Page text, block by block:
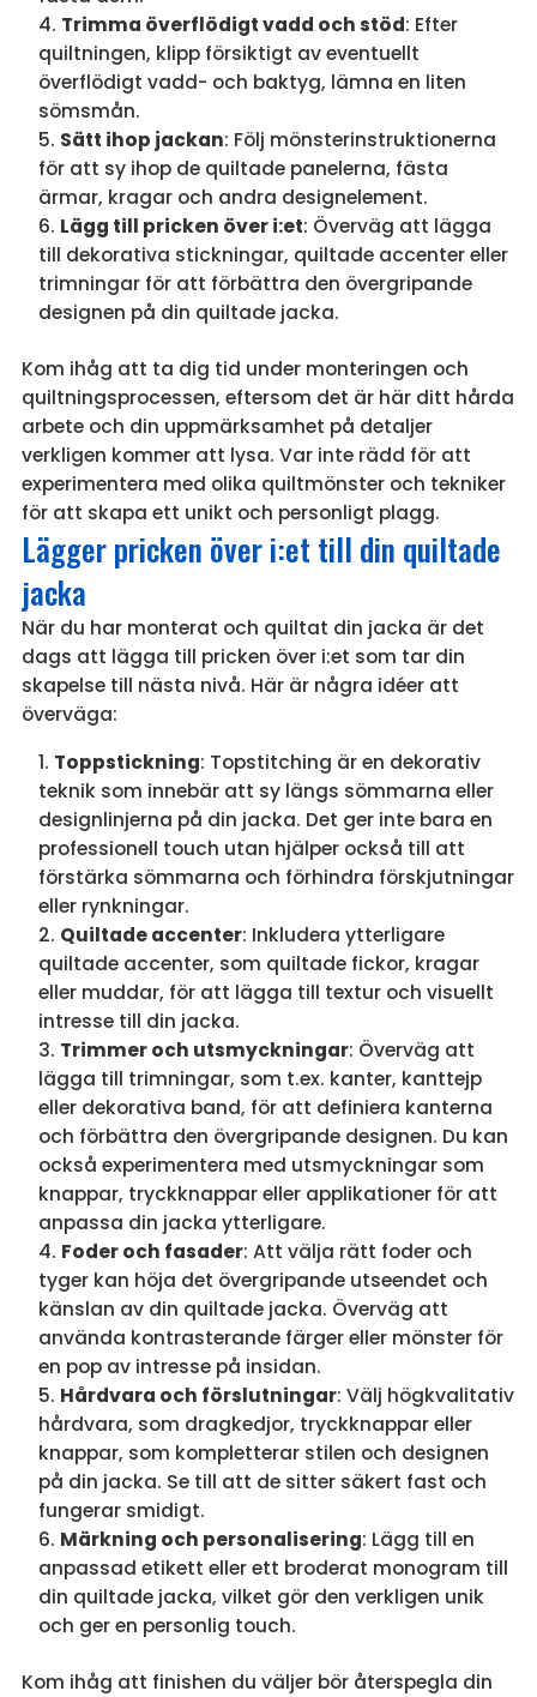
Trimma överflödigt vadd och stöd: Efter
quiltningen, klipp försiktigt av eventuellt
överflödigt vadd- och baktyg, lämna en liten
sömsmån.
Sätt ihop jackan: Följ mönsterinstruktionerna
för att sy ihop de quiltade panelerna, fästa
ärmar, kragar och andra designelement.
Lägg till pricken över i:et: Överväg att lägga
till dekorativa stickningar, quiltade accenter eller
trimningar för att förbättra den övergripande
designen på din quiltade jacka.
Kom ihåg att ta dig tid under monteringen och
quiltningsprocessen, eftersom det är här ditt hårda
arbete och din uppmärksamhet på detaljer
verkligen kommer att lysa. Var inte rädd för att
experimentera med olika quiltmönster och tekniker
för att skapa ett unikt och personligt plagg.
Lägger pricken över i:et till din quiltade
jacka
När du har monterat och quiltat din jacka är det
dags att lägga till pricken över i:et som tar din
skapelse till nästa nivå. Här är några idéer att
överväga:
Toppstickning: Topstitching är en dekorativ
teknik som innebär att sy längs sömmarna eller
designlinjerna på din jacka. Det ger inte bara en
professionell touch utan hjälper också till att
förstärka sömmarna och förhindra förskjutningar
eller rynkningar.
Quiltade accenter: Inkludera ytterligare
quiltade accenter, som quiltade fickor, kragar
eller muddar, för att lägga till textur och visuellt
intresse till din jacka.
Trimmer och utsmyckningar: Överväg att
lägga till trimningar, som t.ex. kanter, kanttejp
eller dekorativa band, för att definiera kanterna
och förbättra den övergripande designen. Du kan
också experimentera med utsmyckningar som
knappar, tryckknappar eller applikationer för att
anpassa din jacka ytterligare.
Foder och fasader: Att välja rätt foder och
tyger kan höja det övergripande utseendet och
känslan av din quiltade jacka. Överväg att
använda kontrasterande färger eller mönster för
en pop av intresse på insidan.
Hårdvara och förslutningar: Välj högkvalitativ
hårdvara, som dragkedjor, tryckknappar eller
knappar, som kompletterar stilen och designen
på din jacka. Se till att de sitter säkert fast och
fungerar smidigt.
Märkning och personalisering: Lägg till en
anpassad etikett eller ett broderat monogram till
din quiltade jacka, vilket gör den verkligen unik
och ger en personlig touch.
Kom ihåg att finishen du väljer bör återspegla din